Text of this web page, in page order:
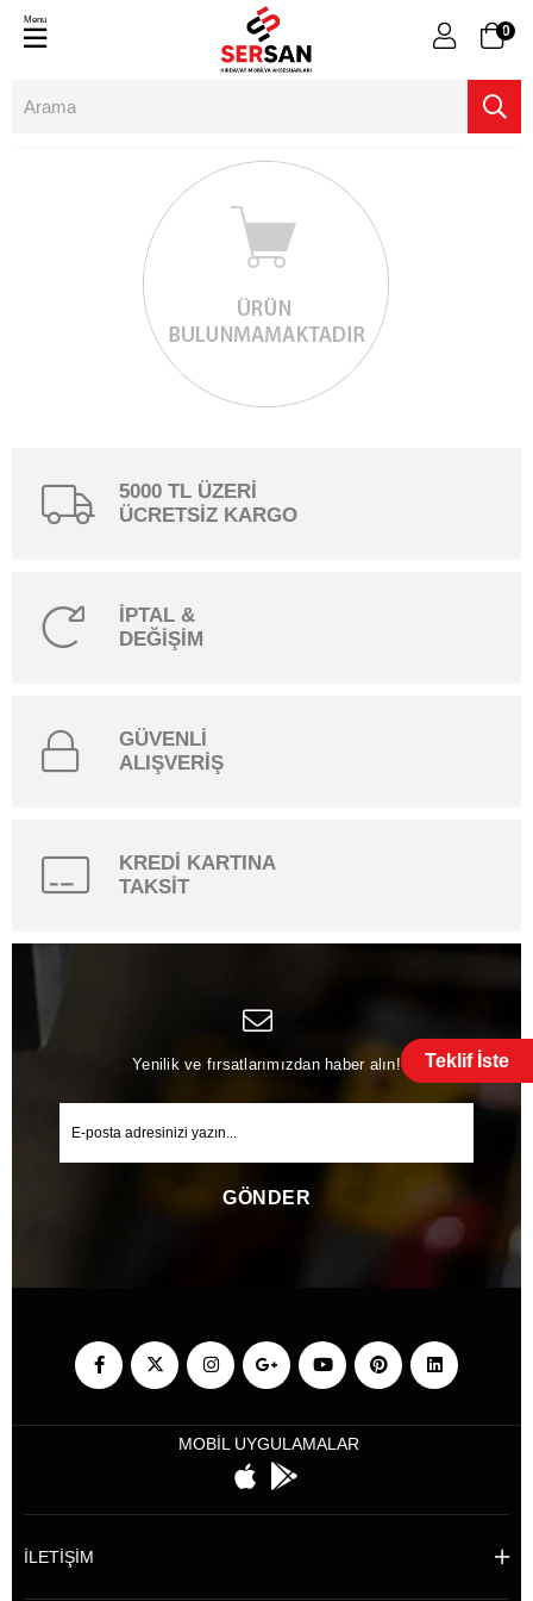
Teklif İste
0
Menu
5000 TL ÜZERİ
ÜCRETSİZ KARGO
İPTAL &
DEĞİŞİM
GÜVENLİ
ALIŞVERİŞ
KREDİ KARTINA
TAKSİT
Yenilik ve fırsatlarımızdan haber alın!
GÖNDER
MOBİL UYGULAMALAR
İLETİŞİM